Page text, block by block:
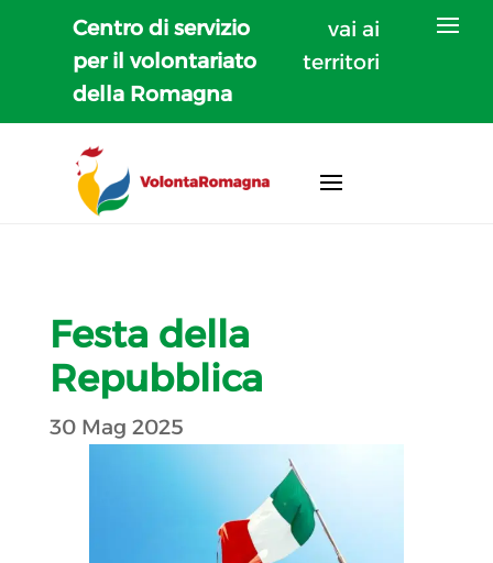
Centro di servizio
per il volontariato
della Romagna
vai ai
territori
Festa della
Repubblica
30 Mag 2025